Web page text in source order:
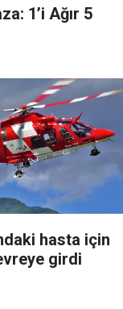
1’i Ağır 5
hasta için
girdi